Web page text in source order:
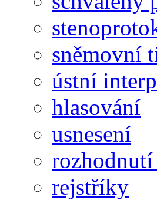
sněmovní
ústní
hlasování
usnesení
rozhodnutí
rejstříky